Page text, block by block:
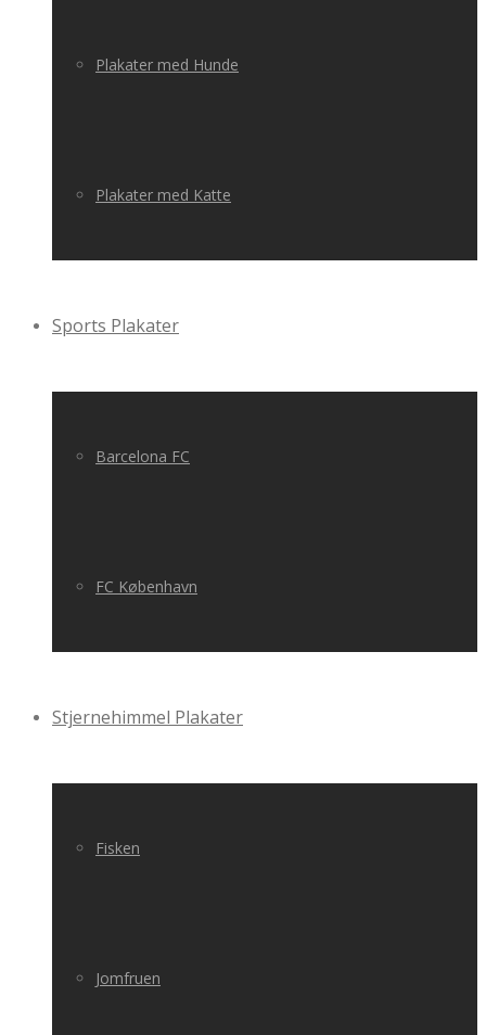
Plakater med Hunde
Plakater med Katte
Sports Plakater
Barcelona FC
FC København
Stjernehimmel Plakater
Fisken
Jomfruen